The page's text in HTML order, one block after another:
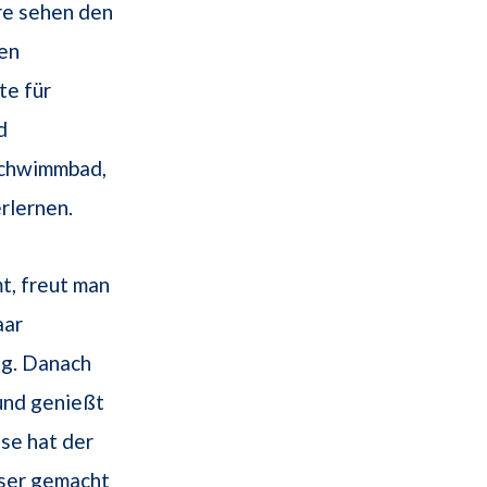
sehen den
für
freut man
Danach
genießt
hat der
gemacht